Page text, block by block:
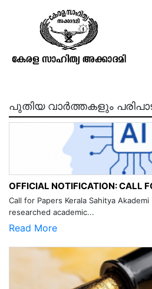
സി. എൻ. അഹമ്മദ്
പുതിയ വാർത്തകളും
OFFICIAL NOTIFICATION: CALL
Call for Papers Kerala Sahitya
researched academic...
Read More